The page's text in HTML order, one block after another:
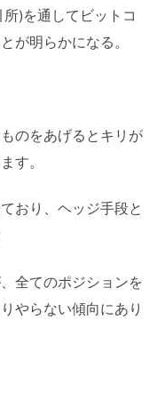
)を通してビットコ
が明らかになる。
のをあげるとキリが
す。
おり、ヘッジ手段と
全てのポジションを
やらない傾向にあり